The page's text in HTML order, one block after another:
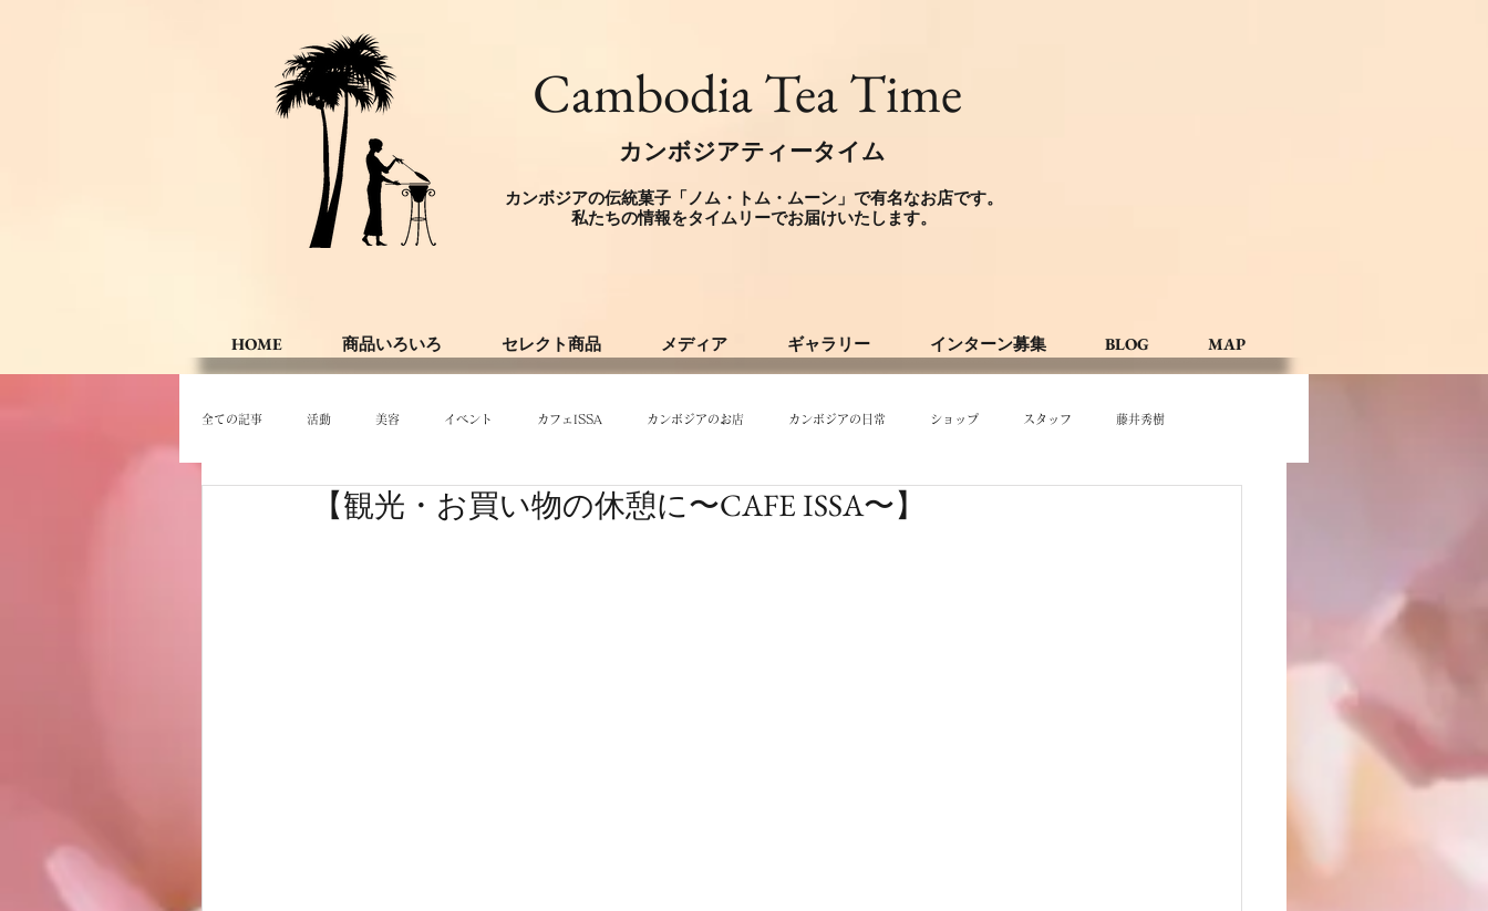
​Cambodia Tea Time
カンボジアティータイム
カンボジアの伝統菓子「ノム・トム・ムーン」で有名なお店です。
​私たちの情報をタイムリーでお届けいたします。
HOME 商品いろいろ セレクト商品 メディア ギャラリー インターン募集 BLOG MAP
全ての記事 活動 美容 イベント カフェISSA カンボジアのお店 カンボジアの日常 ショップ スタッフ 藤井秀樹
商品 ノムトムムーン
【観光・お買い物の休憩に〜CAFE ISSA〜】